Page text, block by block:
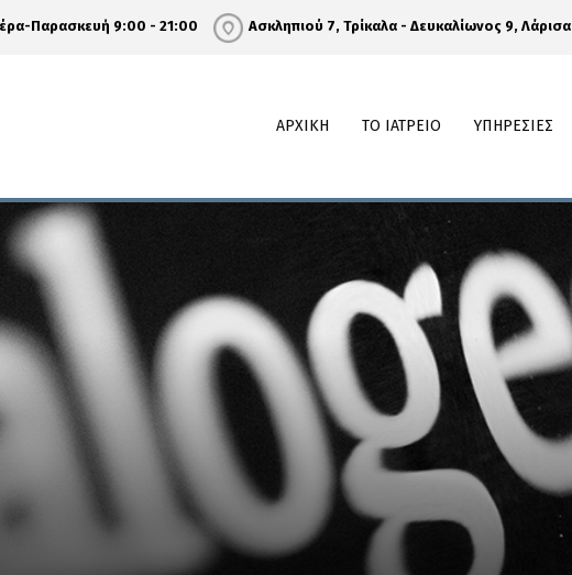
Παρασκευή 9:00 - 21:00 Ασκληπιού 7, Τρίκαλα - Δευκαλίωνος 9, Λάρισα
ΑΡΧΙΚΗ ΤΟ ΙΑΤΡΕΙΟ ΥΠΗΡΕΣΙΕΣ